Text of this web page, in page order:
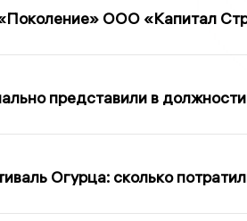
ООО «Капитал
представили в
Огурца: сколько